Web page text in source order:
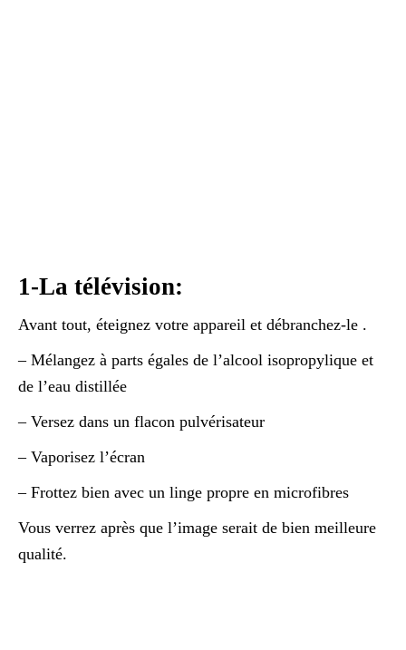
1-La télévision:
Avant tout, éteignez votre appareil et débranchez-le .
– Mélangez à parts égales de l’alcool isopropylique et
de l’eau distillée
– Versez dans un flacon pulvérisateur
– Vaporisez l’écran
– Frottez bien avec un linge propre en microfibres
Vous verrez après que l’image serait de bien meilleure
qualité.